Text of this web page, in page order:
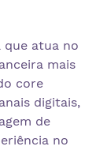
que atua no
mais
core
digitais,
de
no